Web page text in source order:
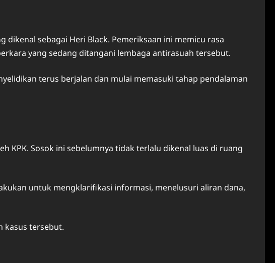
sebagai Heri Black. Pemeriksaan ini memicu rasa
yang sedang ditangani lembaga antirasuah tersebut.
terus berjalan dan mulai memasuki tahap pendalaman
KPK. Sosok ini sebelumnya tidak terlalu dikenal luas di ruang
untuk mengklarifikasi informasi, menelusuri aliran dana,
kasus tersebut.